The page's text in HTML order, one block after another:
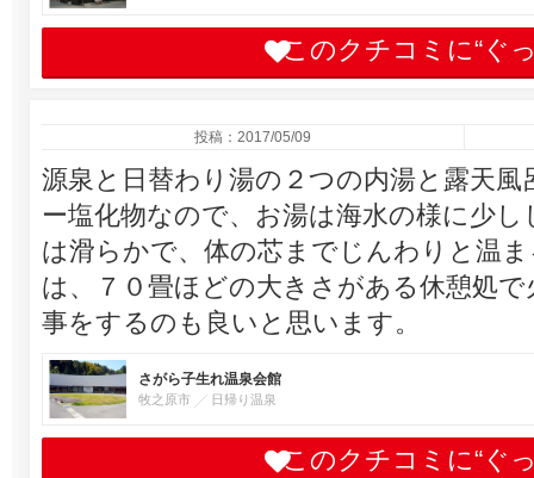
このクチコミに“ぐ
投稿：2017/05/09
源泉と日替わり湯の２つの内湯と露天
ー塩化物なので、お湯は海水の様に少
は滑らかで、体の芯までじんわりと温
は、７０畳ほどの大きさがある休憩処
事をするのも良いと思います。
さがら子生れ温泉会館
牧之原市 日帰り温泉
このクチコミに“ぐ